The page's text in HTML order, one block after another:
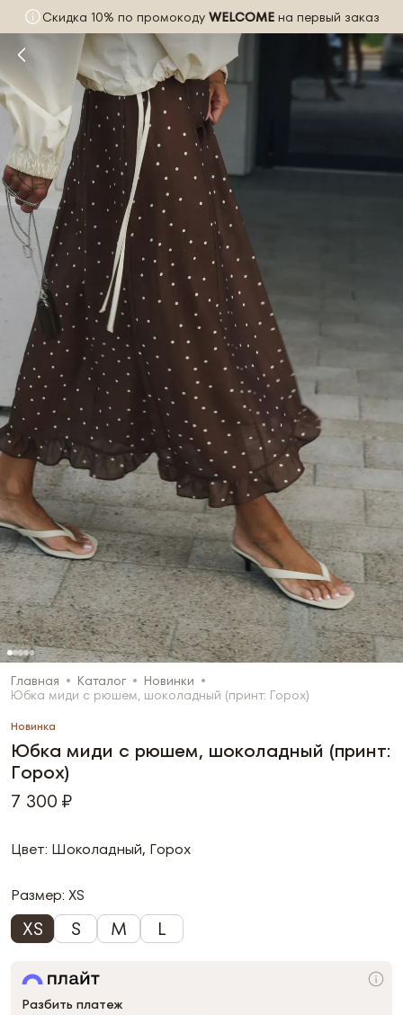
Скидка 10% по промокоду WELCOME на первый заказ
Главная Каталог
Новинки
Юбка миди с рюшем, шоколадный (принт: Горох)
Новинка
Юбка миди с рюшем, шоколадный (принт:
Горох)
7 300 ₽
Цвет: Шоколадный, Горох
Размер: XS
XS S M L
Разбить платеж